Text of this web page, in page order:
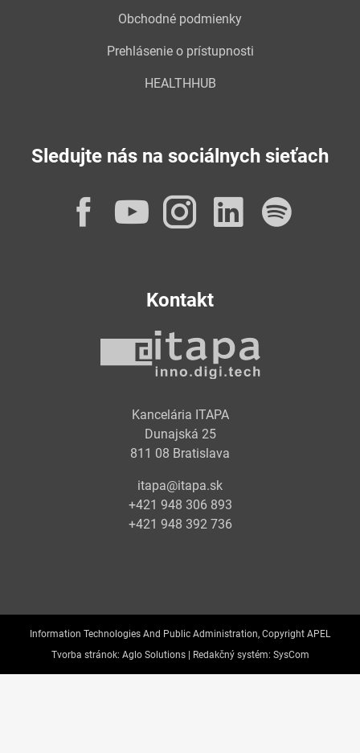
Obchodné podmienky
Prehlásenie o prístupnosti
HEALTHHUB
Sledujte nás na sociálnych sieťach
Facebook
YouTube
Instagram
Kontakt
Kancelária ITAPA
Dunajská 25
811 08 Bratislava
itapa@itapa.sk
+421 948 306 893
+421 948 392 736
Information Technologies And Public Administration, Copyright APEL
Tvorba stránok: Aglo Solutions | Redakčný systém: SysCom